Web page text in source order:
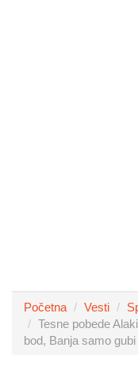
Početna Vesti
Tesne pobede
bod, Banja samo gubi